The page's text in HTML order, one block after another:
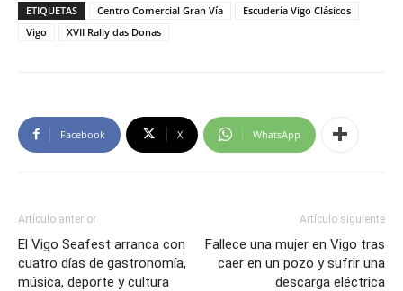
ETIQUETAS Centro Comercial Gran Vía
Escudería Vigo Clásicos
Vigo
XVII Rally das Donas
Facebook X WhatsApp
Artículo anterior
El Vigo Seafest arranca con
cuatro días de gastronomía,
música, deporte y cultura
Artículo siguiente
Fallece una mujer en Vigo tras
caer en un pozo y sufrir una
descarga eléctrica